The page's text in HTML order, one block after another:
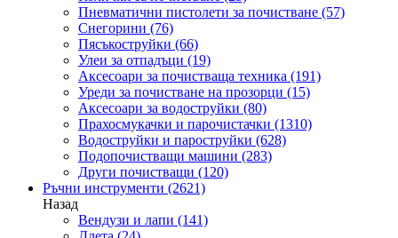
Пневматични пистолети за почистване (57)
Снегорини (76)
Пясъкоструйки (66)
Улеи за отпадъци (19)
Аксесоари за почистваща техника (191)
Уреди за почистване на прозорци (15)
Аксесоари за водоструйки (80)
Прахосмукачки и парочистачки (1310)
Водоструйки и пароструйки (628)
Подопочистващи машини (283)
Други почистващи (120)
Ръчни инструменти (2621)
Назад
Вендузи и лапи (141)